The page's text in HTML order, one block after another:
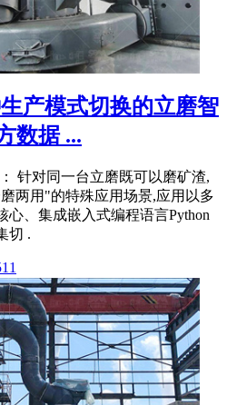
产模式切换的立磨智
数据 ...
针对同一台立磨既可以磨矿渣,
两用"的特殊应用场景,应用以多
心、集成嵌入式编程语言Python
切 .